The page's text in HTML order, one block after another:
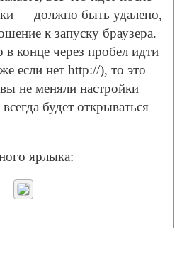
— должно быть удалено,
к запуску браузера.
в конце через пробел идти
если нет http://), то это
не меняли настройки
будет открываться
ярлыка: